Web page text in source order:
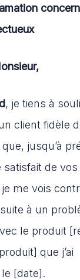
, je tiens à
client fidèle
jusqu’à
satisfait de
me vois
à un
le produit
que j’ai
[date].